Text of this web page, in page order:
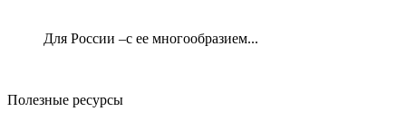
Для России –с ее многообразием...
Полезные ресурсы